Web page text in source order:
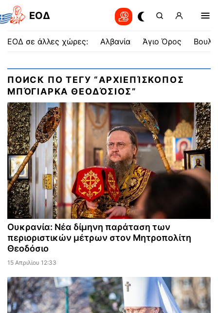
EOΔ
ΕΟΔ σε άλλες χώρες: Αλβανία Άγιο Όρος
ПОИСК ПО ТЕГУ “ΑΡΧΙΕΠΊΣΚΟΠΟΣ
ΜΠΌΓΙΑΡΚΑ ΘΕΟΔΌΣΙΟΣ”
Ουκρανία: Νέα δίμηνη παράταση των
περιοριστικών μέτρων στον Μητροπολίτη
Θεοδόσιο
15 Απριλίου 12:33